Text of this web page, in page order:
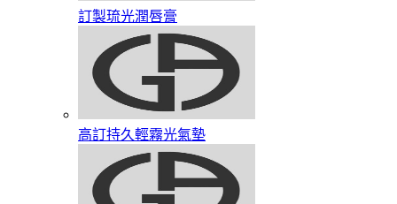
訂製琉光潤唇膏​
高訂持久輕霧光氣墊